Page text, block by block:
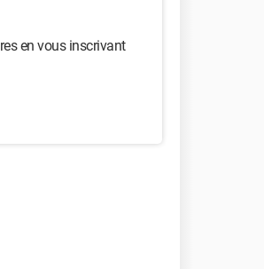
en vous inscrivant